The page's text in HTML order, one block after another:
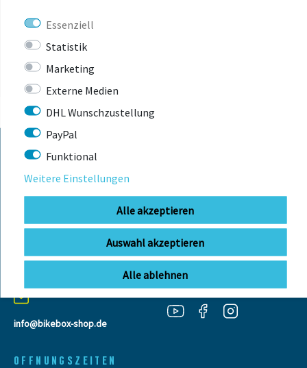
KONTAKT
BIKEBOX GmbH
Stuttgarter Str. 72 78628 Rottweil-
Neufra
info@bikebox-shop.de
0741 206770-00
Telefonzeiten:
Mo-Fr: 09:00 - 12:00 Uhr
OFFNUNGSZEITEN
Essenziell
Statistik
Marketing
Externe Medien
DHL Wunschzustellung
PayPal
Funktional
Weitere Einstellungen
Alle akzeptieren
Auswahl akzeptieren
Alle ablehnen